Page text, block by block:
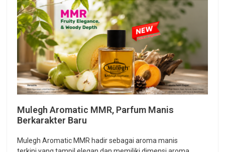
Mulegh Aromatic MMR, Parfum Manis
Berkarakter Baru
Mulegh Aromatic MMR hadir sebagai aroma manis